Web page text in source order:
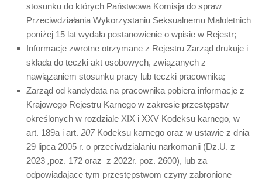
stosunku do których Państwowa Komisja do spraw
Przeciwdziałania Wykorzystaniu Seksualnemu Małoletnich
poniżej 15 lat wydała postanowienie o wpisie w Rejestr;
Informacje zwrotne otrzymane z Rejestru Zarząd drukuje i
składa do teczki akt osobowych, związanych z
nawiązaniem stosunku pracy lub teczki pracownika;
Zarząd od kandydata na pracownika pobiera informacje z
Krajowego Rejestru Karnego w zakresie przestępstw
określonych w rozdziale XIX i XXV Kodeksu karnego, w
art. 189a i art. 207 Kodeksu karnego oraz w ustawie z dnia
29 lipca 2005 r. o przeciwdziałaniu narkomanii (Dz.U. z
2023 ,poz. 172 oraz z 2022r. poz. 2600), lub za
odpowiadające tym przestępstwom czyny zabronione